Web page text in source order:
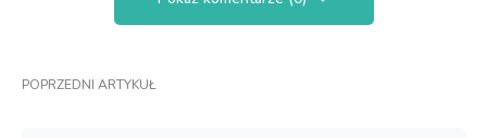
POPRZEDNI ARTYKUŁ